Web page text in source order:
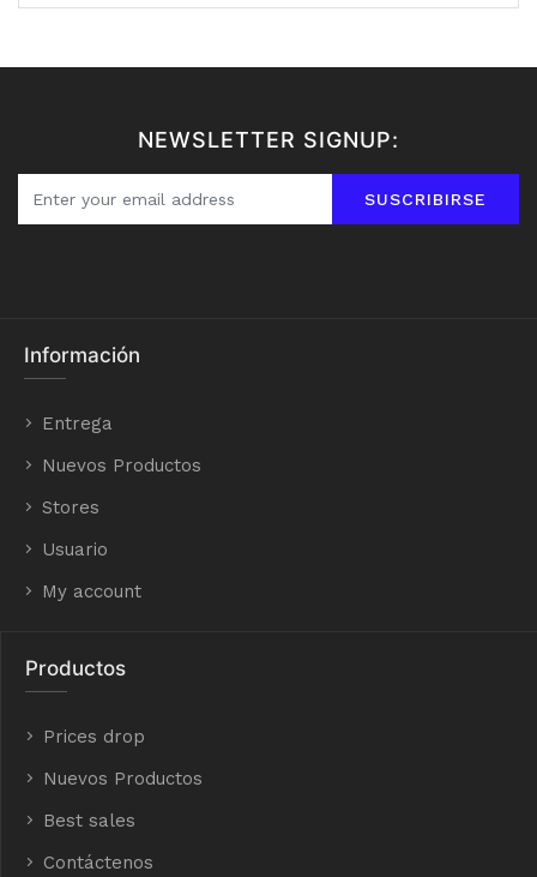
NEWSLETTER SIGNUP:
SUSCRIBIRSE
Información
Entrega
Nuevos Productos
Stores
Usuario
My account
Productos
Prices drop
Nuevos Productos
Best sales
Contáctenos